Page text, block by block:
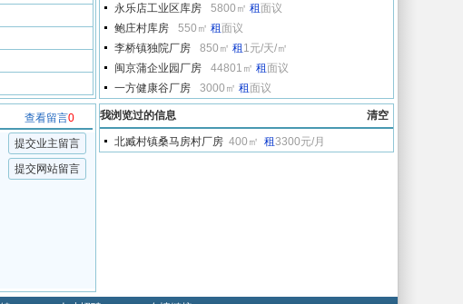
0
查看留言
提交业主留言
提交网站留言
永乐店工业区库房
5800㎡ 租面议
鲍庄村库房
550㎡ 租面议
李桥镇独院厂房
850㎡ 租 1元/天/㎡
闽京蒲企业园厂房
44801㎡ 租面议
一方健康谷厂房
3000㎡ 租面议
清空
我浏览过的信息
北臧村镇桑马房村厂房 400㎡ 租3300元/月